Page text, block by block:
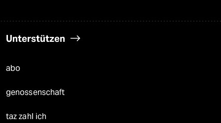
Unterstützen
abo
genossenschaft
taz zahl ich